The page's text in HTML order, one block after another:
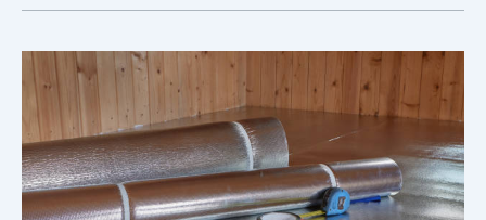
افضل
شركة
عزل
اسطح
بالرياض